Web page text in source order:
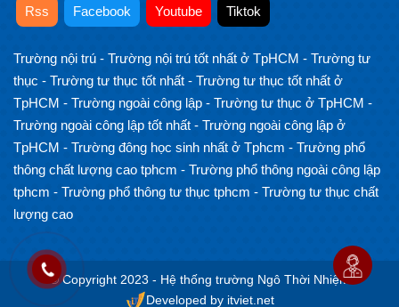
Rss Facebook Youtube Tiktok
Trường nội trú - Trường nội trú tốt nhất ở TpHCM - Trường tư
thục - Trường tư thục tốt nhất - Trường tư thục tốt nhất ở
TpHCM - Trường ngoài công lập - Trường tư thục ở TpHCM -
Trường ngoài công lập tốt nhất - Trường ngoài công lập ở
TpHCM - Trường đông học sinh nhất ở Tphcm - Trường phổ
thông chất lượng cao tphcm - Trường phổ thông ngoài công lập
tphcm - Trường phổ thông tư thục tphcm - Trường tư thục chất
lượng cao
© Copyright 2023 - Hệ thống trường Ngô Thời Nhiệm
Developed by itviet.net